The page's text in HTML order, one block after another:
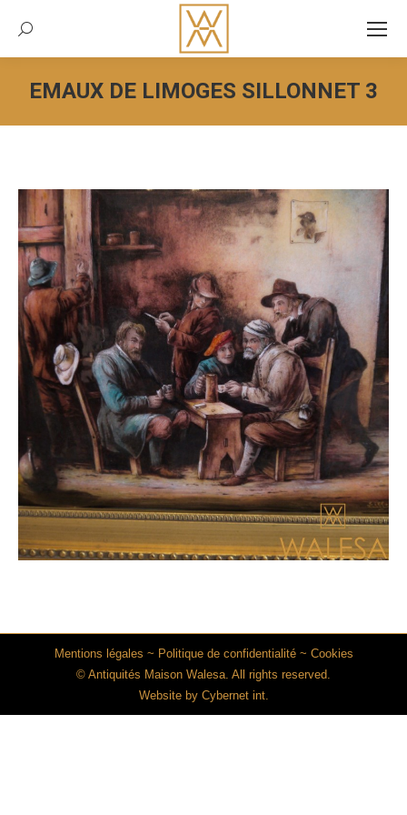
Recherche:
EMAUX DE LIMOGES SILLONNET 3
Vous êtes ici :
Mentions légales ~ Politique de confidentialité~ Cookies
© Antiquités Maison Walesa. All rights reserved.
Website by Cybernet int.